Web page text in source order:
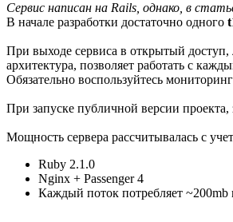
Сервис написан на Rails, однако, в
В начале разработки достаточно одного
При выходе сервиса в открытый доступ,
архитектура, позволяет работать с
Обязательно воспользуйтесь
При запуске публичной версии проекта,
Мощность сервера рассчитывалась с
Ruby 2.1.0
Nginx + Passenger 4
Каждый поток потребляет ~200mb